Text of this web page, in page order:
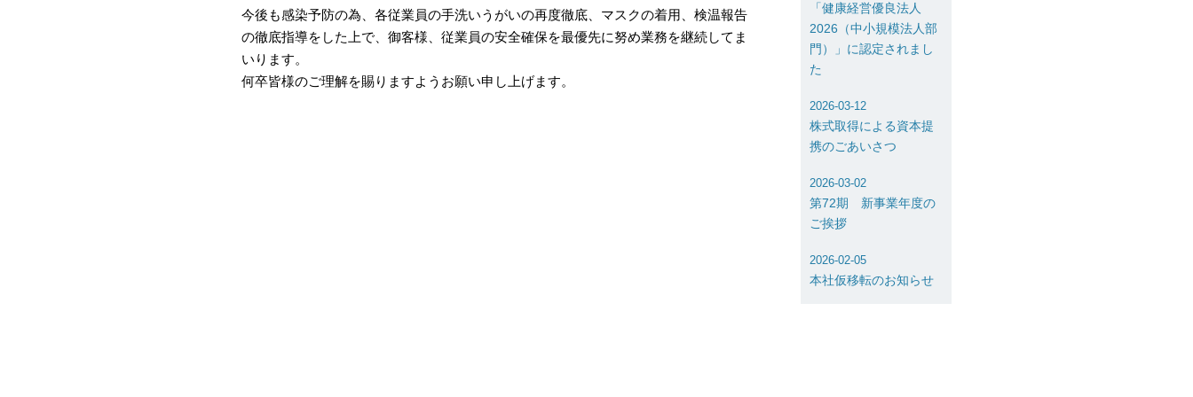
今後も感染予防の為、各従業員の手洗いうがいの再度徹底、マスクの着用、検温報告
の徹底指導をした上で、御客様、従業員の安全確保を最優先に努め業務を継続してま
いります。
何卒皆様のご理解を賜りますようお願い申し上げます。
「健康経営優良法人
2026（中小規模法人部
門）」に認定されまし
た
2026-03-12
株式取得による資本提
携のごあいさつ
2026-03-02
第72期 新事業年度の
ご挨拶
2026-02-05
本社仮移転のお知らせ